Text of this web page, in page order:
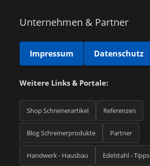
Unternehmen & Partner
Impressum Datenschutz
Weitere Links & Portale:
Shop Schreinerartikel Referenzen
Blog Schreinerprodukte Partner
Handwerk - Hausbau Edelstahl - Tipps